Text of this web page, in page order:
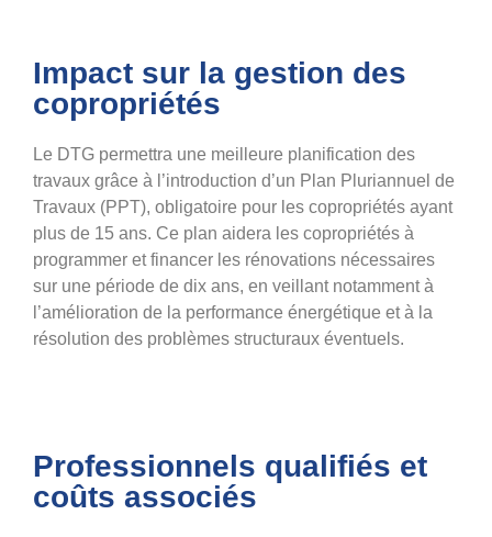
Impact sur la gestion des
copropriétés
Le DTG permettra une meilleure planification des
travaux grâce à l’introduction d’un Plan Pluriannuel de
Travaux (PPT), obligatoire pour les copropriétés ayant
plus de 15 ans. Ce plan aidera les copropriétés à
programmer et financer les rénovations nécessaires
sur une période de dix ans, en veillant notamment à
l’amélioration de la performance énergétique et à la
résolution des problèmes structuraux éventuels​.
Professionnels qualifiés et
coûts associés